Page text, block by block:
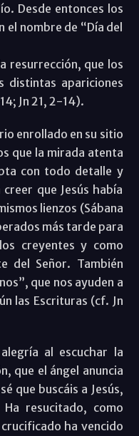
Desde entonces los
el nombre de “Día del
resurrección, que los
distintas apariciones
Jn 21, 2-14).
enrollado en su sitio
que la mirada atenta
con todo detalle y
que Jesús había
lienzos (Sábana
más tarde para
creyentes y como
del Señor. También
que nos ayuden a
las Escrituras (cf. Jn
al escuchar la
que el ángel anuncia
que buscáis a Jesús,
resucitado, como
ha vencido